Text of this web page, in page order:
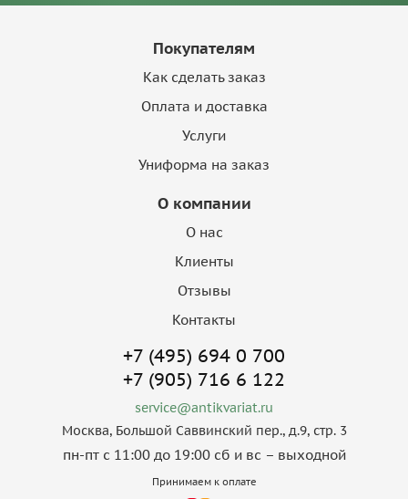
Покупателям
Как сделать заказ
Оплата и доставка
Услуги
Униформа на заказ
О компании
О нас
Клиенты
Отзывы
Контакты
+7 (495) 694 0 700
+7 (905) 716 6 122
service@antikvariat.ru
Москва, Большой Саввинский пер., д.9, стр. 3
пн-пт с 11:00 до 19:00 сб и вс – выходной
Принимаем к оплате